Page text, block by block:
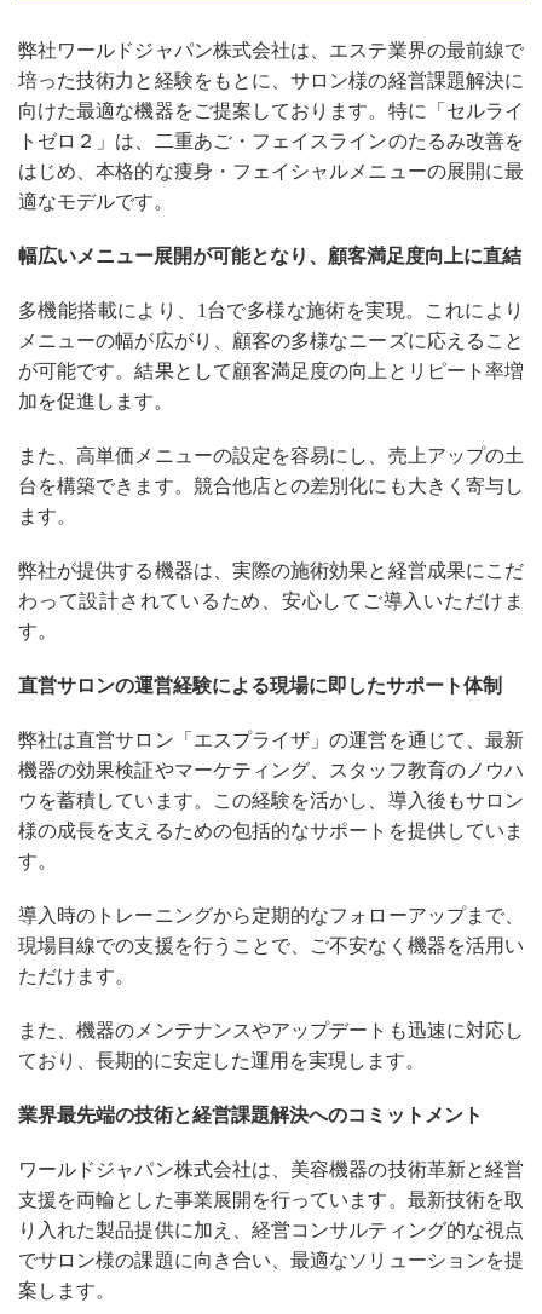
弊社ワールドジャパン株式会社は、エステ業界の最前線で
培った技術力と経験をもとに、サロン様の経営課題解決に
向けた最適な機器をご提案しております。特に「セルライ
トゼロ２」は、二重あご・フェイスラインのたるみ改善を
はじめ、本格的な痩身・フェイシャルメニューの展開に最
適なモデルです。
幅広いメニュー展開が可能となり、顧客満足度向上に直結
多機能搭載により、1台で多様な施術を実現。これにより
メニューの幅が広がり、顧客の多様なニーズに応えること
が可能です。結果として顧客満足度の向上とリピート率増
加を促進します。
また、高単価メニューの設定を容易にし、売上アップの土
台を構築できます。競合他店との差別化にも大きく寄与し
ます。
弊社が提供する機器は、実際の施術効果と経営成果にこだ
わって設計されているため、安心してご導入いただけま
す。
直営サロンの運営経験による現場に即したサポート体制
弊社は直営サロン「エスプライザ」の運営を通じて、最新
機器の効果検証やマーケティング、スタッフ教育のノウハ
ウを蓄積しています。この経験を活かし、導入後もサロン
様の成長を支えるための包括的なサポートを提供していま
す。
導入時のトレーニングから定期的なフォローアップまで、
現場目線での支援を行うことで、ご不安なく機器を活用い
ただけます。
また、機器のメンテナンスやアップデートも迅速に対応し
ており、長期的に安定した運用を実現します。
業界最先端の技術と経営課題解決へのコミットメント
ワールドジャパン株式会社は、美容機器の技術革新と経営
支援を両輪とした事業展開を行っています。最新技術を取
り入れた製品提供に加え、経営コンサルティング的な視点
でサロン様の課題に向き合い、最適なソリューションを提
案します。